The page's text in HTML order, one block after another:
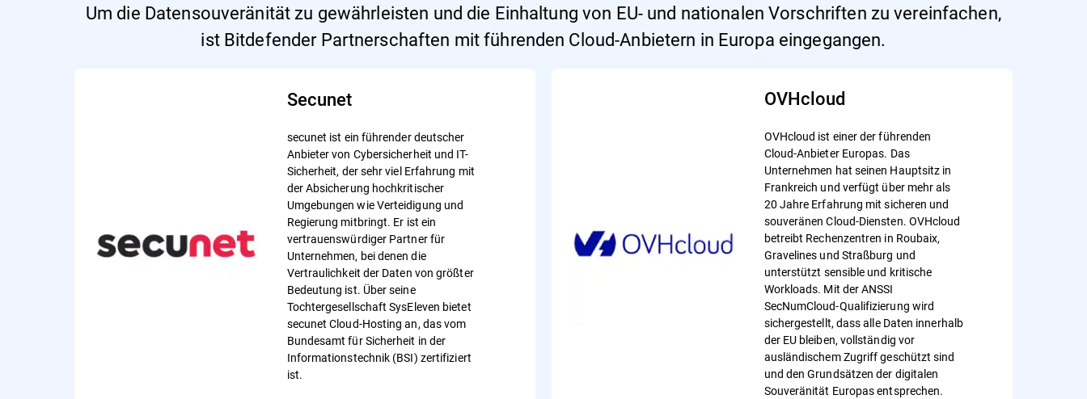
Um die Datensouveränität zu gewährleisten und die Einhaltung von EU- und nationalen Vorschriften zu vereinfachen,
ist Bitdefender Partnerschaften mit führenden Cloud-Anbietern in Europa eingegangen.
Secunet
secunet ist ein führender deutscher
Anbieter von Cybersicherheit und IT-
Sicherheit, der sehr viel Erfahrung mit
der Absicherung hochkritischer
Umgebungen wie Verteidigung und
Regierung mitbringt. Er ist ein
vertrauenswürdiger Partner für
Unternehmen, bei denen die
Vertraulichkeit der Daten von größter
Bedeutung ist. Über seine
Tochtergesellschaft SysEleven bietet
secunet Cloud-Hosting an, das vom
Bundesamt für Sicherheit in der
Informationstechnik (BSI) zertifiziert
ist.
OVHcloud
OVHcloud ist einer der führenden
Cloud-Anbieter Europas. Das
Unternehmen hat seinen Hauptsitz in
Frankreich und verfügt über mehr als
20 Jahre Erfahrung mit sicheren und
souveränen Cloud-Diensten. OVHcloud
betreibt Rechenzentren in Roubaix,
Gravelines und Straßburg und
unterstützt sensible und kritische
Workloads. Mit der ANSSI
SecNumCloud-Qualifizierung wird
sichergestellt, dass alle Daten innerhalb
der EU bleiben, vollständig vor
ausländischem Zugriff geschützt sind
und den Grundsätzen der digitalen
Souveränität Europas entsprechen.